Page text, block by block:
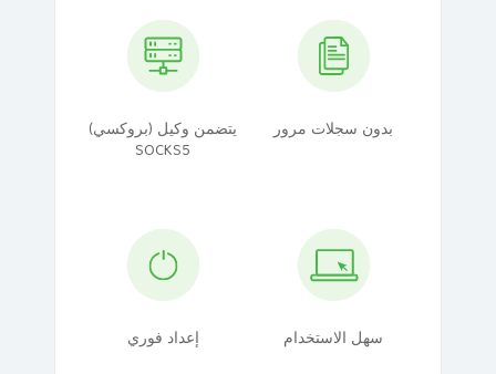
يتضمن وكيل (بروكسي)
SOCKS5
بدون سجلات مرور
إعداد فوري سهل الاستخدام